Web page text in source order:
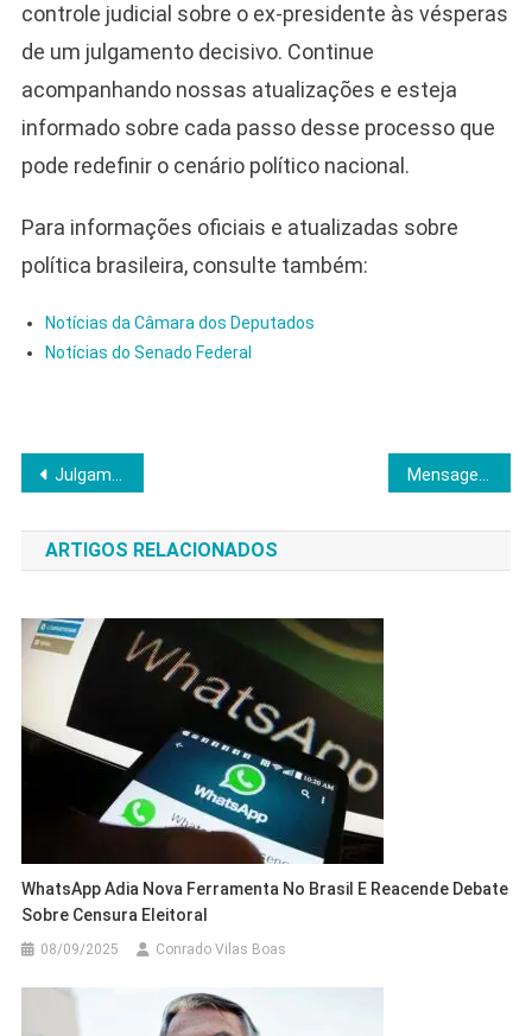
controle judicial sobre o ex-presidente às vésperas
de um julgamento decisivo. Continue
acompanhando nossas atualizações e esteja
informado sobre cada passo desse processo que
pode redefinir o cenário político nacional.
Para informações oficiais e atualizadas sobre
política brasileira, consulte também:
Notícias da Câmara dos Deputados
Notícias do Senado Federal
Navegação
de
Post
Julgamento de Bolsonaro avança e Brasil resiste a pressão de Trump
ARTIGOS RELACIONADOS
WhatsApp Adia Nova Ferramenta No Brasil E Reacende Debate
Sobre Censura Eleitoral
08/09/2025 Conrado Vilas Boas